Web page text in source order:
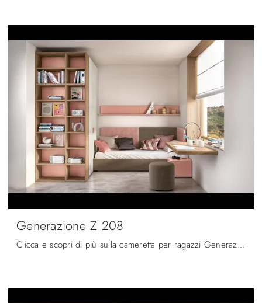
Generazione Z 208
Clicca e scopri di più sulla cameretta per ragazzi Generazione Z 208! Le Camerette su misura Zg Mobili ti attendono.